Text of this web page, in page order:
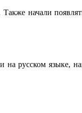
начали
русском языке,